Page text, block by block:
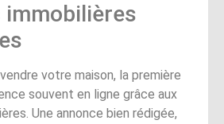
immobilières
vendre votre maison, la première
souvent en ligne grâce aux
Une annonce bien rédigée,